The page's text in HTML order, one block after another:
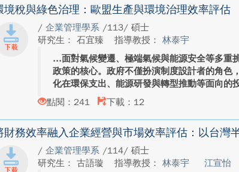
境稅與綠色治理：歐盟生產與環境治理效率評估
/企業管理學系 /113/ 碩士
研究生： 石宜臻
指導教授：林泰宇
面對氣候變遷、極端氣候與能源安全等多重
政策的核心。政府不僅扮演制度設計者的角色
化在環保支出、能源研發與轉型推動等面向的
點閱：241
下載：12
財務效率融入企業經營與市場效率評估：以台灣
/企業管理學系 /114/ 碩士
研究生： 古語璇
指導教授：林泰宇
江宣怡